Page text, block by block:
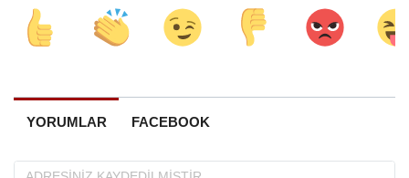
YORUMLAR FACEBOOK